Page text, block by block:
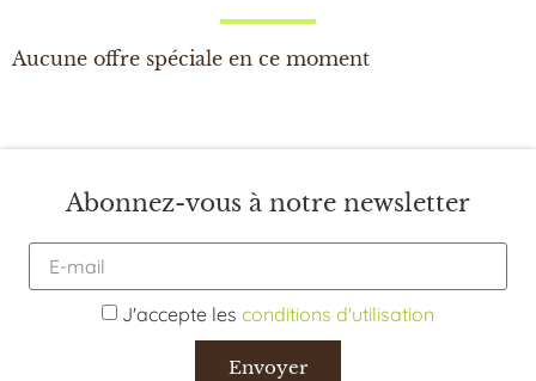
Aucune offre spéciale en ce moment
Abonnez-vous à notre newsletter
J'accepte les conditions d'utilisation
Envoyer